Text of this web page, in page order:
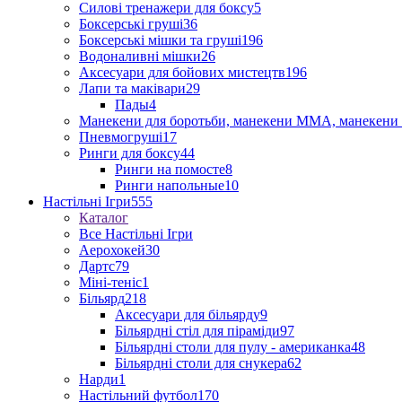
Силові тренажери для боксу5
Боксерські груші36
Боксерські мішки та груші196
Водоналивні мішки26
Аксесуари для бойових мистецтв196
Лапи та маківари29
Пады4
Манекени для боротьби, манекени ММА, манекени
Пневмогруші17
Ринги для боксу44
Ринги на помосте8
Ринги напольные10
Настільні Ігри555
Каталог
Все Настільні Ігри
Аерохокей30
Дартс79
Міні-теніс1
Більярд218
Аксесуари для більярду9
Більярдні стіл для піраміди97
Більярдні столи для пулу - американка48
Більярдні столи для снукера62
Нарди1
Настільний футбол170